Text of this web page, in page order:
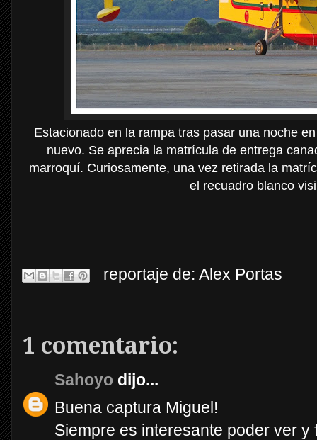
Estacionado en la rampa tras pasar una noche
nuevo. Se aprecia la matrícula de entrega
marroquí. Curiosamente, una vez retirada la
el recuadro blanco
reportaje de: Alex Portas
1 comentario:
Sahoyo dijo...
Buena captura Miguel!
Siempre es interesante poder ver